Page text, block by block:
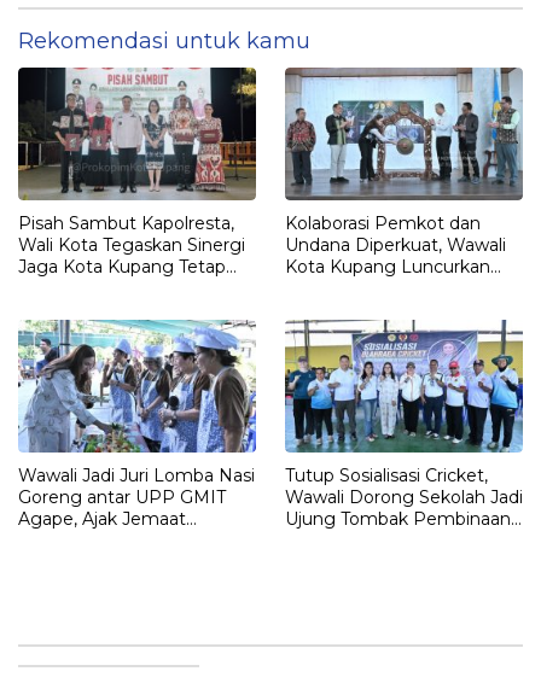
Pembangunan
Berkelanjutan
Rekomendasi untuk kamu
Pisah Sambut Kapolresta,
Wali Kota Tegaskan Sinergi
Jaga Kota Kupang Tetap
Kolaborasi Pemkot dan
Undana Diperkuat, Wawali
Kota Kupang Luncurkan
Wawali Jadi Juri Lomba Nasi
Goreng antar UPP GMIT
Agape, Ajak Jemaat
Tutup Sosialisasi Cricket,
Wawali Dorong Sekolah Jadi
Ujung Tombak Pembinaan